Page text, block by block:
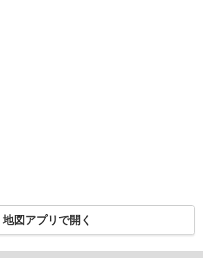
地図アプリで開く